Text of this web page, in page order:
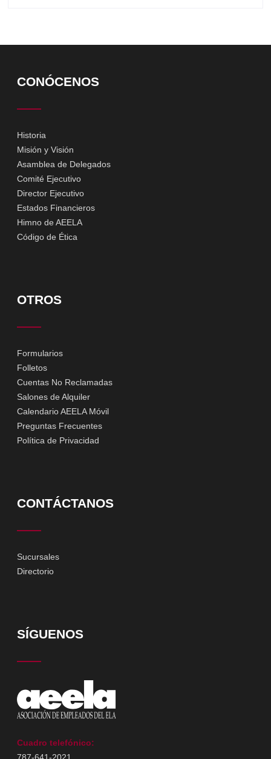
CONÓCENOS
Historia
Misión y Visión
Asamblea de Delegados
Comité Ejecutivo
Director Ejecutivo
Estados Financieros
Himno de AEELA
Código de Ética
OTROS
Formularios
Folletos
Cuentas No Reclamadas
Salones de Alquiler
Calendario AEELA Móvil
Preguntas Frecuentes
Política de Privacidad
CONTÁCTANOS
Sucursales
Directorio
SÍGUENOS
Cuadro telefónico:
787-641-2021